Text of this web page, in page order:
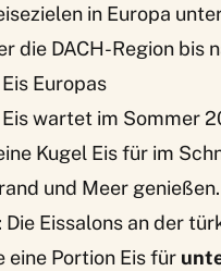
in Europa
die DACH-Region bis
Europas
wartet im Sommer
Kugel Eis für im
und Meer genießen.
Eissalons an der
eine Portion Eis für